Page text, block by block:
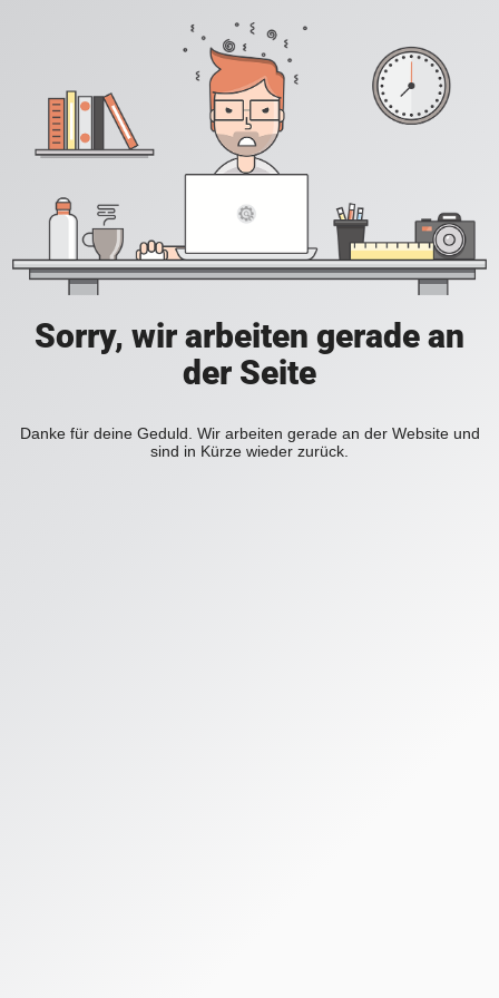
Sorry, wir arbeiten gerade an
der Seite
Danke für deine Geduld. Wir arbeiten gerade an der Website und
sind in Kürze wieder zurück.